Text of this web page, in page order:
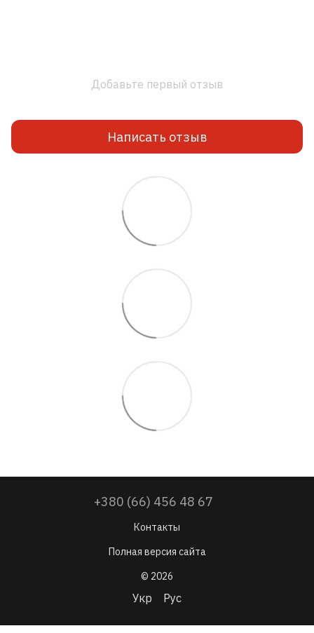
Добавьте первый отзыв
Написать отзыв
+380 (66) 456 48 67
Контакты
Полная версия сайта
© 2026
Укр Рус